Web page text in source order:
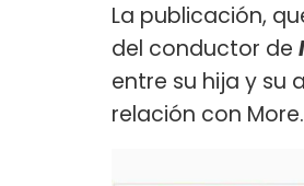
La publicación,
del conductor de
entre su hija y su
relación con More.